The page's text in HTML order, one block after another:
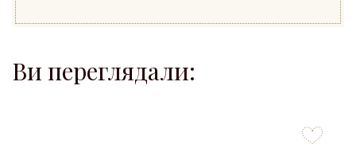
Ви переглядали:
favorites